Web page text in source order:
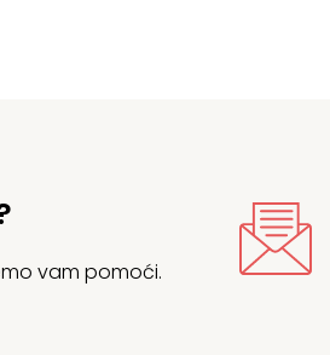
vam pomoći.